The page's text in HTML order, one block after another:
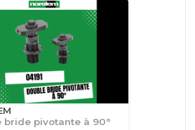
bride pivotante à 90°